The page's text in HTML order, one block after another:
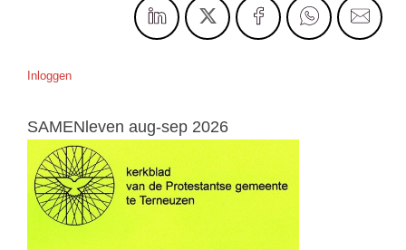
Inloggen
SAMENleven aug-sep 2026